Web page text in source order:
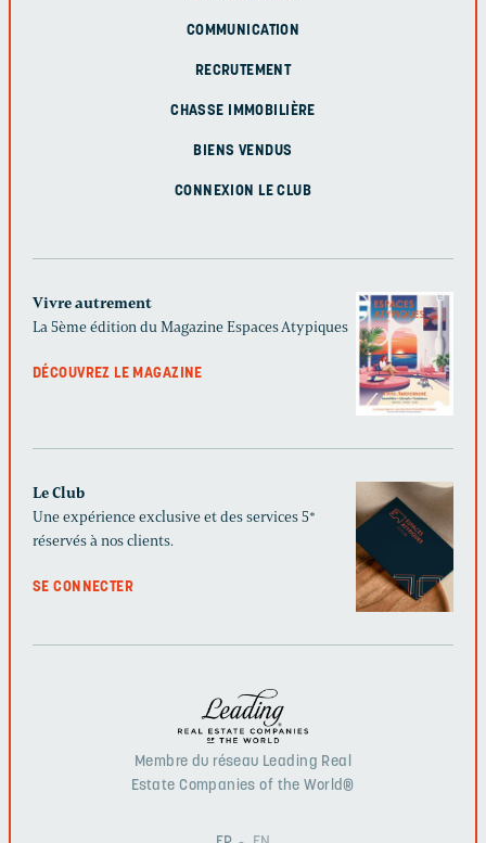
COMMUNICATION
RECRUTEMENT
CHASSE IMMOBILIÈRE
BIENS VENDUS
CONNEXION LE CLUB
Vivre autrement
La 5ème édition du Magazine Espaces Atypiques
DÉCOUVREZ LE MAGAZINE
Le Club
Une expérience exclusive et des services 5*
réservés à nos clients.
SE CONNECTER
Membre du réseau Leading Real
Estate Companies of the World®